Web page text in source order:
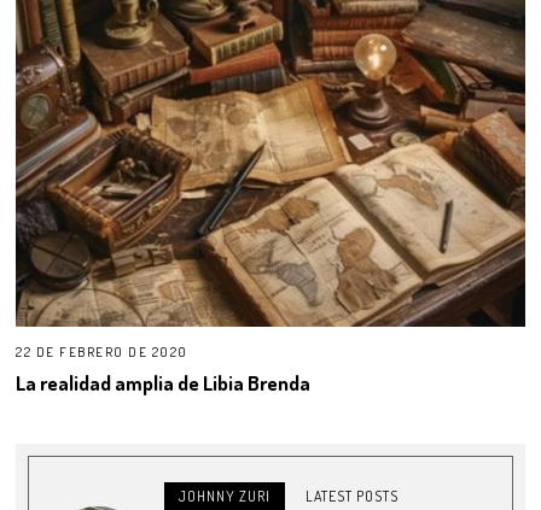
22 DE FEBRERO DE 2020
La realidad amplia de Libia Brenda
JOHNNY ZURI LATEST POSTS